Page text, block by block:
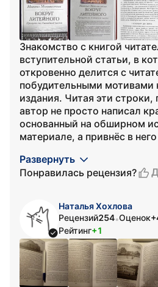
Знакомство с книгой
вступительной статьи, в
откровенно делится с
побудительными мотивами
издания. Читая эти
автор не просто написал
основанный на обширном
материале, а привнёс в
Развернуть
Понравилась рецензия?
Наталья Хохлова
Рецензий254•Оценок
Рейтинг+1